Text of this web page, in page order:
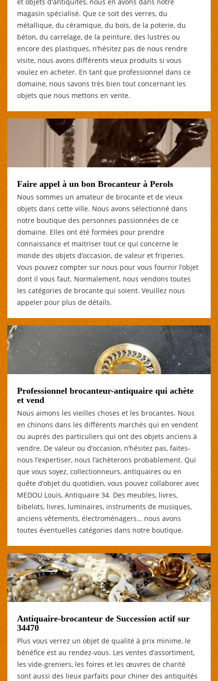
magasin spécialisé. Que ce soit des verres, du
métallique, du céramique, du bois, de la poterie, du
béton, du carrelage, de la peinture, des lustres ou
encore des plastiques, n’hésitez pas de nous rendre
visite, nous avons différents vieux produits si vous
voulez en acheter. En tant que professionnel dans ce
domaine, nous savons très bien tout concernant les
objets que nous mettons en vente.
Faire appel à un bon Brocanteur à Perols
Nous sommes un amateur de brocante et de vieux
objets dans cette ville. Nous avons sélectionné dans
notre boutique des personnes passionnées de ce
domaine. Elles ont été formées pour prendre
connaissance et maitriser tout ce qui concerne le
monde des objets d’occasion, de valeur et friperies.
Vous pouvez compter sur nous pour vous fournir l’objet
dont il vous faut. Normalement, nous vendons toutes
les catégories de brocante qui soient. Veuillez nous
appeler pour plus de détails.
Professionnel brocanteur-antiquaire qui achète
et vend
Nous aimons les vieilles choses et les brocantes. Nous
en chinons dans les différents marchés qui en vendent
ou auprès des particuliers qui ont des objets anciens à
vendre. De valeur ou d’occasion, n’hésitez pas, faites-
nous l’expertiser, nous l’achèterons probablement. Qui
que vous soyez, collectionneurs, antiquaires ou en
quête d’objet du quotidien, vous pouvez collaborer avec
MEDOU Louis, Antiquaire 34. Des meubles, livres,
bibelots, livres, luminaires, instruments de musiques,
anciens vêtements, électroménagers… nous avons
toutes éventuelles catégories dans notre boutique.
Antiquaire-brocanteur de Succession actif sur
34470
Plus vous verrez un objet de qualité à prix minime, le
bénéfice est au rendez-vous. Les ventes d’assortiment,
les vide-greniers, les foires et les œuvres de charité
sont aussi des lieux parfaits pour chiner des antiquités